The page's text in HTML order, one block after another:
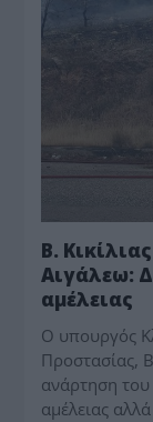
Β.
Αιγάλεω:
αμέλειας
Ο υπουργός
Προστασίας,
ανάρτηση του
αμέλειας